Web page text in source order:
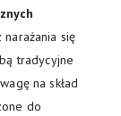
narażania się
tradycyjne
na skład
do